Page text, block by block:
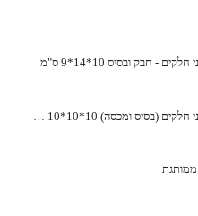
- חבק ובסיס 10*14*9 ס"מ
ממותגת